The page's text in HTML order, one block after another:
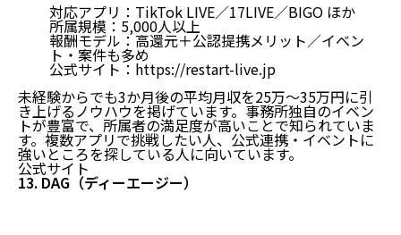
対応アプリ：TikTok LIVE／17LIVE／BIGO ほか
所属規模：5,000人以上
報酬モデル：高還元＋公認提携メリット／イベン
ト・案件も多め
公式サイト： https://restart-live.jp
未経験からでも3か月後の平均月収を25万〜35万円に引
き上げるノウハウを掲げています。事務所独自のイベン
トが豊富で、所属者の満足度が高いことで知られていま
す。複数アプリで挑戦したい人、公式連携・イベントに
強いところを探している人に向いています。
公式サイト
13. DAG（ディーエージー）